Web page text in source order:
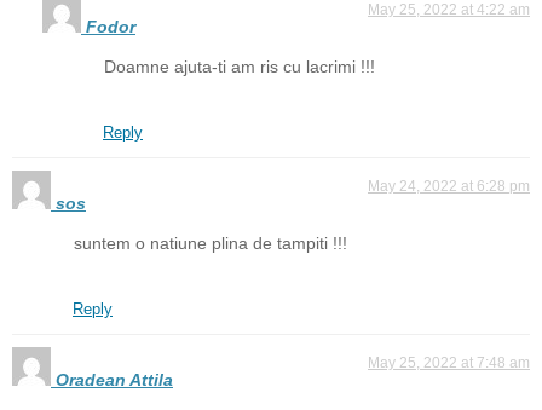
Fodor
May 25, 2022 at 4:22 am
Doamne ajuta-ti am ris cu lacrimi !!!
Reply
sos
May 24, 2022 at 6:28 pm
suntem o natiune plina de tampiti !!!
Reply
Oradean Attila
May 25, 2022 at 7:48 am